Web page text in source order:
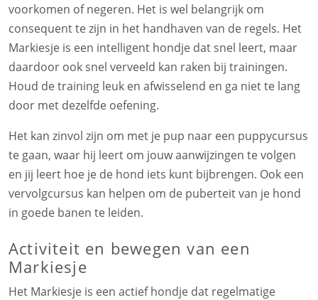
voorkomen of negeren. Het is wel belangrijk om
consequent te zijn in het handhaven van de regels. Het
Markiesje is een intelligent hondje dat snel leert, maar
daardoor ook snel verveeld kan raken bij trainingen.
Houd de training leuk en afwisselend en ga niet te lang
door met dezelfde oefening.
Het kan zinvol zijn om met je pup naar een puppycursus
te gaan, waar hij leert om jouw aanwijzingen te volgen
en jij leert hoe je de hond iets kunt bijbrengen. Ook een
vervolgcursus kan helpen om de puberteit van je hond
in goede banen te leiden.
Activiteit en bewegen van een
Markiesje
Het Markiesje is een actief hondje dat regelmatige